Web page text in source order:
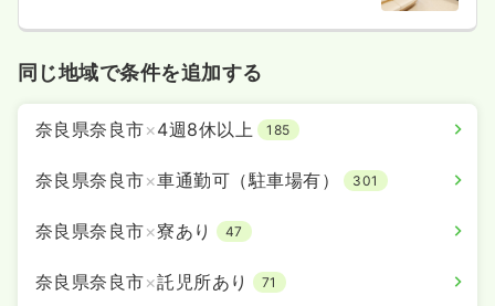
同じ地域で条件を追加する
奈良県奈良市×4週8休以上 185
奈良県奈良市×車通勤可（駐車場有） 301
奈良県奈良市×寮あり 47
奈良県奈良市×託児所あり 71